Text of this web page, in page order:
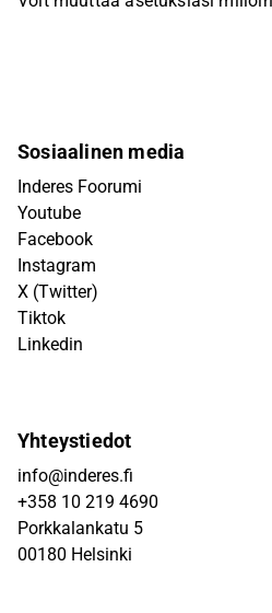
Sosiaalinen media
Inderes Foorumi
Youtube
Facebook
Instagram
X (Twitter)
Tiktok
Linkedin
Yhteystiedot
info@inderes.fi
+358 10 219 4690
Porkkalankatu 5
00180 Helsinki